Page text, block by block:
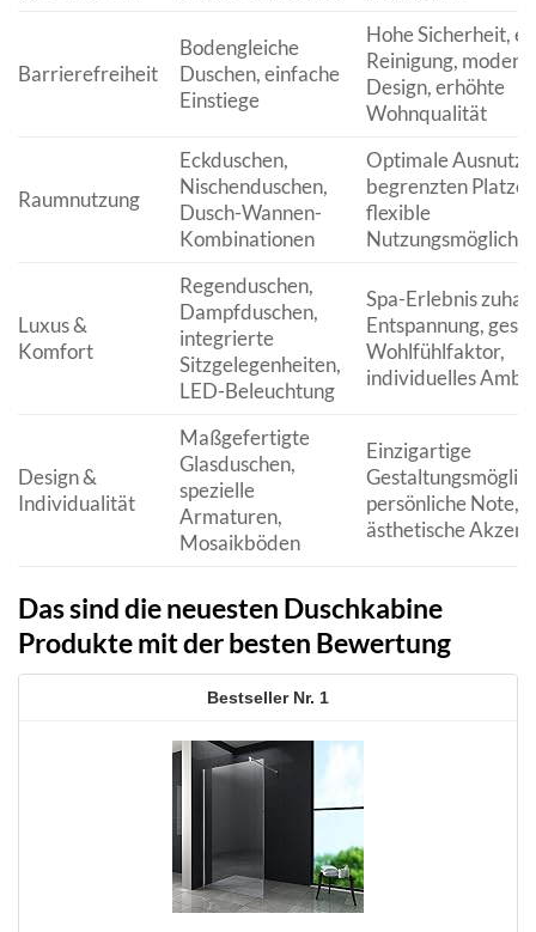
Barrierefreiheit
Bodengleiche
Duschen, einfache
Einstiege
Hohe Sicherheit,
Reinigung,
Design, erhöhte
Wohnqualität
Raumnutzung
Eckduschen,
Nischenduschen,
Dusch-Wannen-
Kombinationen
Optimale
begrenzten
flexible
Luxus &
Komfort
Regenduschen,
Dampfduschen,
integrierte
Sitzgelegenheiten,
LED-Beleuchtung
Spa-Erlebnis
Entspannung,
Wohlfühlfaktor,
individuelles
Design &
Individualität
Maßgefertigte
Glasduschen,
spezielle
Armaturen,
Mosaikböden
Einzigartige
persönliche Note,
ästhetische
Das sind die neuesten Duschkabine
Produkte mit der besten Bewertung
1